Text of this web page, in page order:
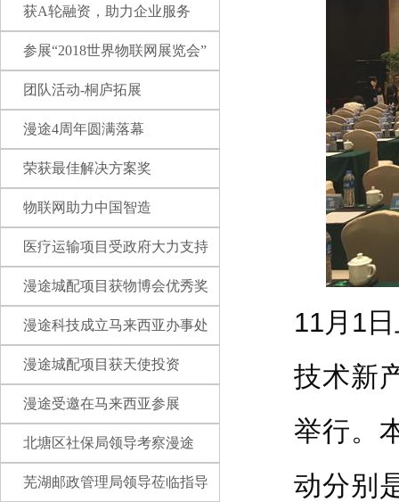
获A轮融资，助力企业服务
参展“2018世界物联网展览会”
团队活动-桐庐拓展
漫途4周年圆满落幕
荣获最佳解决方案奖
物联网助力中国智造
医疗运输项目受政府大力支持
漫途城配项目获物博会优秀奖
漫途科技成立马来西亚办事处
漫途城配项目获天使投资
漫途受邀在马来西亚参展
北塘区社保局领导考察漫途
芜湖邮政管理局领导莅临指导
11月1
技术新
举行。
动分别